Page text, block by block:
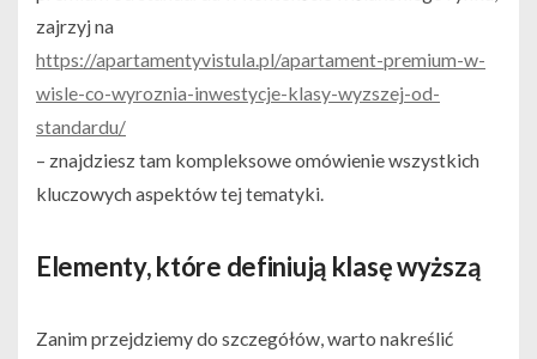
zajrzyj na
https://apartamentyvistula.pl/apartament-premium-w-
wisle-co-wyroznia-inwestycje-klasy-wyzszej-od-
standardu/
– znajdziesz tam kompleksowe omówienie wszystkich
kluczowych aspektów tej tematyki.
Elementy, które definiują klasę wyższą
Zanim przejdziemy do szczegółów, warto nakreślić